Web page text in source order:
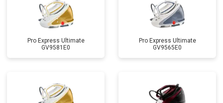
Pro Express Ultimate
GV9581E0
Pro Express Ultimate
GV9565E0